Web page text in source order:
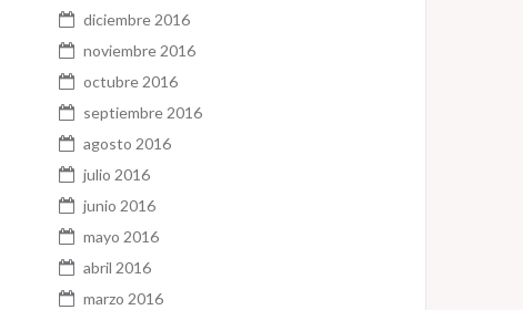
diciembre 2016
noviembre 2016
octubre 2016
septiembre 2016
agosto 2016
julio 2016
junio 2016
mayo 2016
abril 2016
marzo 2016